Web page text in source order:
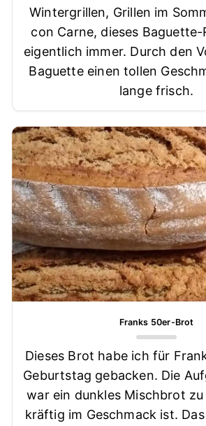
Wintergrillen, Grillen im
con Carne, dieses
eigentlich immer. Durch den
Baguette einen tollen
lange frisch.
Franks 50er-Brot
Dieses Brot habe ich für
Geburtstag gebacken. Die
war ein dunkles Mischbrot
kräftig im Geschmack ist.